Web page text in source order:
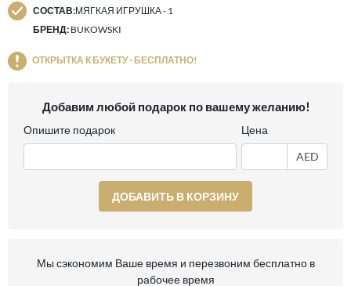
СОСТАВ:МЯГКАЯ ИГРУШКА - 1
БРЕНД: BUKOWSKI
ОТКРЫТКА К БУКЕТУ - БЕСПЛАТНО!
Добавим любой подарок по вашему желанию!
Опишите подарок Цена
AED
ДОБАВИТЬ В КОРЗИНУ
Мы сэкономим Ваше время и перезвоним бесплатно в
рабочее время